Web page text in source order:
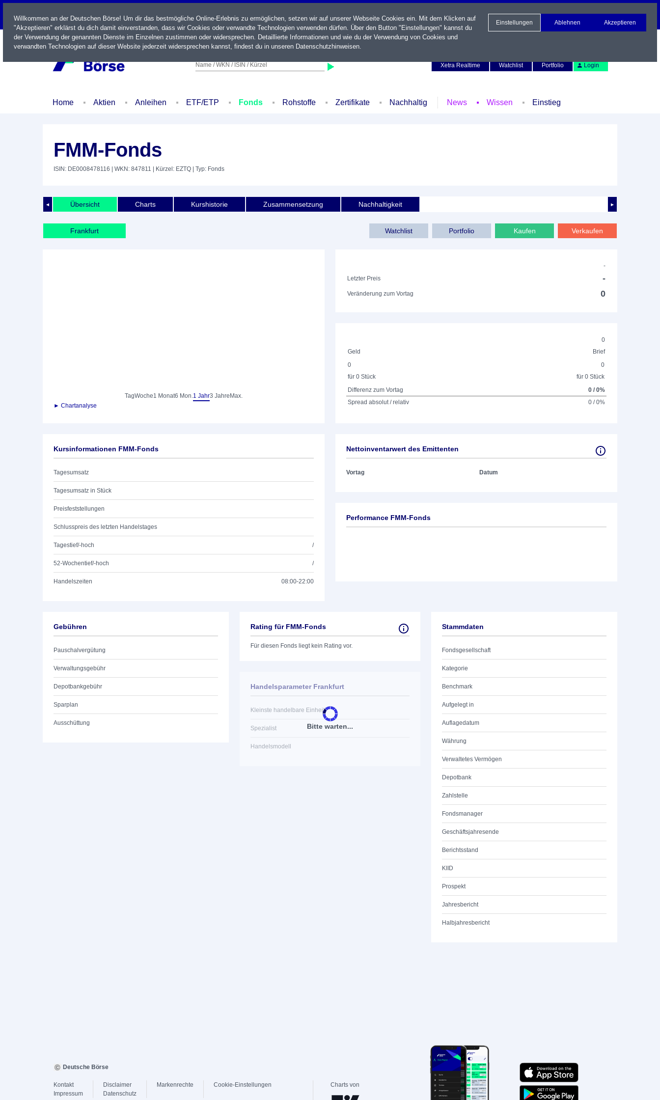
LIVE
Name / WKN / ISIN / Kürzel
Xetra Realtime
Watchlist Portfolio Login
Home Aktien Anleihen ETF/ETP Fonds Rohstoffe Zertifikate Nachhaltig News Wissen Einstieg
FMM-Fonds
ISIN: DE0008478116 | WKN: 847811 | Kürzel: EZTQ | Typ: Fonds
◄ ►
Übersicht Charts Kurshistorie Zusammensetzung Nachhaltigkeit
Frankfurt Verkaufen
Kaufen
Portfolio
Watchlist
TagWoche1 Monat6 Mon.1 Jahr3 Jahre Max.
► Chartanalyse
-
Letzter Preis
-
Veränderung zum Vortag 0
0
Geld
Brief
0
für 0 Stück
0
für 0 Stück
Differenz zum Vortag
0 / 0%
Spread absolut / relativ
0 / 0%
Kursinformationen FMM-Fonds
Tagesumsatz
Tagesumsatz in Stück
Preisfeststellungen
Schlusspreis des letzten Handelstages
Tagestief/-hoch /
52-Wochentief/-hoch /
Handelszeiten 08:00-22:00
Nettoinventarwert des Emittenten
Vortag Datum
Performance FMM-Fonds
Gebühren
Pauschalvergütung
Verwaltungsgebühr
Depotbankgebühr
Sparplan
Ausschüttung
Rating für FMM-Fonds
Für diesen Fonds liegt kein Rating vor.
Bitte warten...
Handelsparameter Frankfurt
Kleinste handelbare Einheit
Spezialist
Handelsmodell
Stammdaten
Fondsgesellschaft
Kategorie
Benchmark
Aufgelegt in
Auflagedatum
Währung
Verwaltetes Vermögen
Depotbank
Zahlstelle
Fondsmanager
Geschäftsjahresende
Berichtsstand
KIID
Prospekt
Jahresbericht
Halbjahresbericht
Willkommen an der Deutschen Börse! Um dir das bestmögliche Online-Erlebnis zu ermöglichen, setzen wir auf unserer Webseite Cookies ein. Mit dem Klicken auf
"Akzeptieren" erklärst du dich damit einverstanden, dass wir Cookies oder verwandte Technologien verwenden dürfen. Über den Button "Einstellungen" kannst du
der Verwendung der genannten Dienste im Einzelnen zustimmen oder widersprechen. Detaillierte Informationen und wie du der Verwendung von Cookies und
verwandten Technologien auf dieser Website jederzeit widersprechen kannst, findest du in unseren Datenschutzhinweisen.
Einstellungen Ablehnen Akzeptieren
Deutsche Börse
Kontakt
Impressum
Disclaimer
Datenschutz
Markenrechte Cookie-Einstellungen Charts von